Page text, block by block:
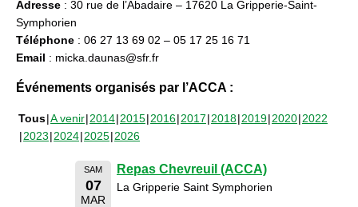
Adresse : 30 rue de l’Abadaire – 17620 La Gripperie-Saint-
Symphorien
Téléphone : 06 27 13 69 02 – 05 17 25 16 71
Email : micka.daunas@sfr.fr
Événements organisés par l’ACCA :
Tous A venir 2014 2015 2016 2017 2018 2019 2020 2022
2023 2024 2025 2026
SAM
07
MAR
Repas Chevreuil (ACCA)
La Gripperie Saint Symphorien